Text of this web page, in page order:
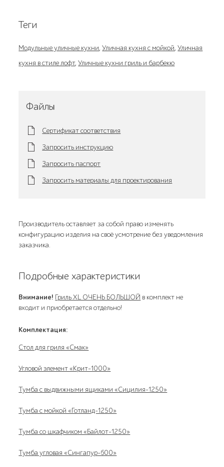
Теги
Модульные уличные кухни,Уличная кухня с мойкой,Уличная
кухня в стиле лофт,Уличные кухни гриль и барбекю
Файлы
Сертификат соответствия
Запросить инструкцию
Запросить паспорт
Запросить материалы для проектирования
Производитель оставляет за собой право изменять
конфигурацию изделия на своё усмотрение без уведомления
заказчика.
Подробные характеристики
Внимание! Гриль XL ОЧЕНЬ БОЛЬШОЙ в комплект не
входит и приобретается отдельно!
Комплектация:
Стол для гриля «Смак»
Угловой элемент «Крит-1000»
Тумба с выдвижными ящиками «Сицилия-1250»
Тумба с мойкой «Готланд-1250»
Тумба со шкафчиком «Байлот-1250»
Тумба угловая «Сингапур-600»